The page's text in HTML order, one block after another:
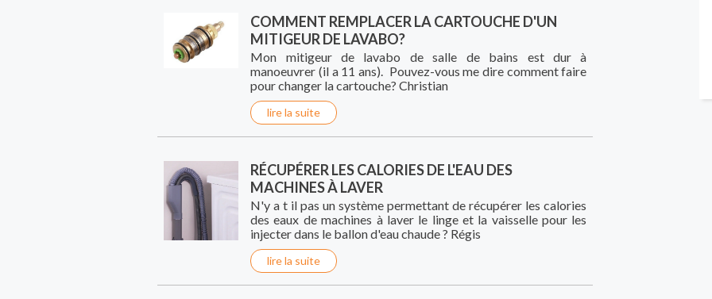
COMMENT REMPLACER LA CARTOUCHE D'UN
MITIGEUR DE LAVABO?
Mon mitigeur de lavabo de salle de bains est dur à
manoeuvrer (il a 11 ans). Pouvez-vous me dire comment faire
pour changer la cartouche? Christian
lire la suite
RÉCUPÉRER LES CALORIES DE L'EAU DES
MACHINES À LAVER
N'y a t il pas un système permettant de récupérer les calories
des eaux de machines à laver le linge et la vaisselle pour les
injecter dans le ballon d'eau chaude ? Régis
lire la suite